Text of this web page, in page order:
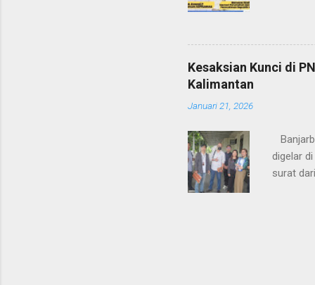
Umum
Angkat
sangat
Kesaksian Kunci di
Kalimantan
Januari 21, 2026
digelar
surat
pihak
2018.